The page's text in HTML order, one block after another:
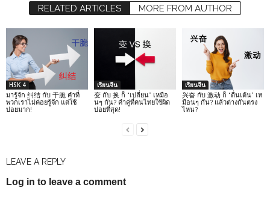
RELATED ARTICLES MORE FROM AUTHOR
HSK 4
มารู้จัก 纠结 กับ 干脆 คำที่
พวกเราไม่ค่อยรู้จัก แต่ใช้
บ่อยมาก!
เรียนจีน
变 กับ 换 ก็ “เปลี่ยน” เหมือ
นๆ กัน? คำคู่ที่คนไทยใช้ผิด
บ่อยที่สุด!
เรียนจีน
兴奋 กับ 激动 ก็ “ตื่นเต้น” เห
มือนๆ กัน? แล้วต่างกันตรง
ไหน?
LEAVE A REPLY
Log in to leave a comment